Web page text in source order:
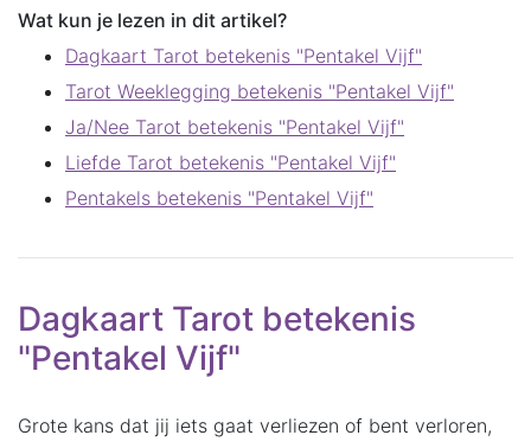
Wat kun je lezen in dit artikel?
Dagkaart Tarot betekenis "Pentakel Vijf"
Tarot Weeklegging betekenis "Pentakel Vijf"
Ja/Nee Tarot betekenis "Pentakel Vijf"
Liefde Tarot betekenis "Pentakel Vijf"
Pentakels betekenis "Pentakel Vijf"
Dagkaart Tarot betekenis
"Pentakel Vijf"
Grote kans dat jij iets gaat verliezen of bent verloren,